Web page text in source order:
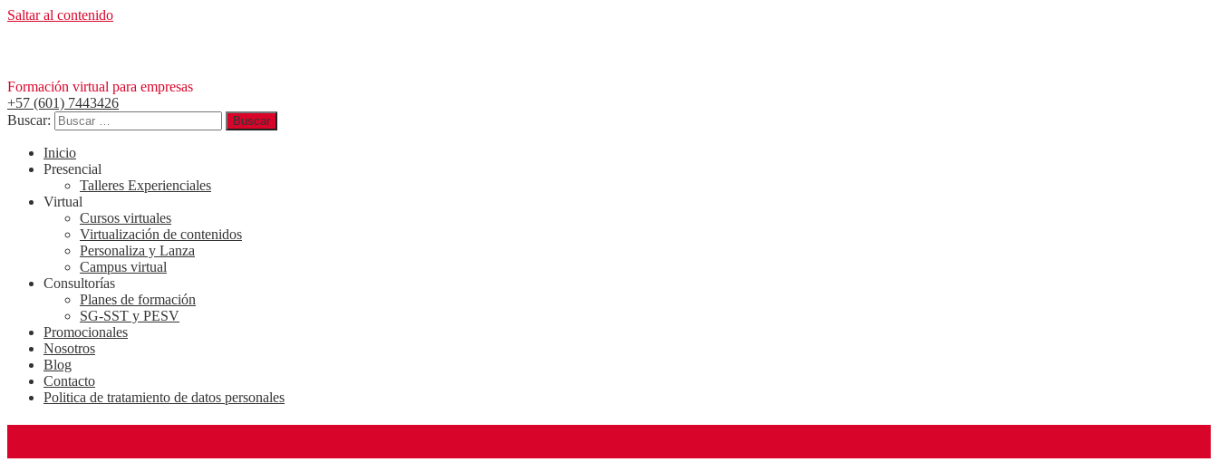
Saltar al contenido
Formación virtual para empresas
+57 (601) 7443426
Buscar:
Inicio
Presencial
Talleres Experienciales
Virtual
Cursos virtuales
Virtualización de contenidos
Personaliza y Lanza
Campus virtual
Consultorías
Planes de formación
SG-SST y PESV
Promocionales
Nosotros
Blog
Contacto
Politica de tratamiento de datos personales